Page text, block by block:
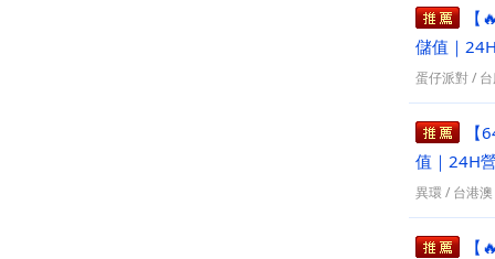
【
儲值｜
蛋仔派對/
【
值｜24H
異環 / 台港澳
【